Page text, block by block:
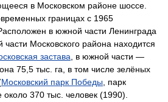
в Московском районе шоссе.
границах с 1965
в южной части Ленинграда
Московского района находится
застава , в южной части —
75,5 тыс. га, в том числе зелёных
Московский парк Победы , парк
370 тыс. человек (1990).